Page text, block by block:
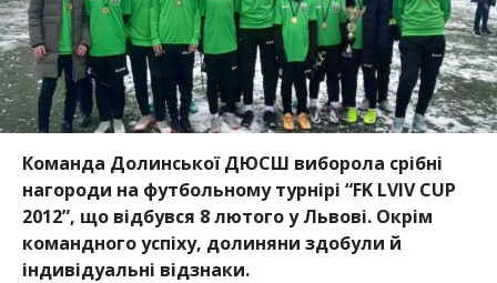
Команда Долинської ДЮСШ виборола срібні
нагороди на футбольному турнірі “FK LVIV CUP
2012”, що відбувся 8 лютого у Львові. Окрім
командного успіху, долиняни здобули й
індивідуальні відзнаки.